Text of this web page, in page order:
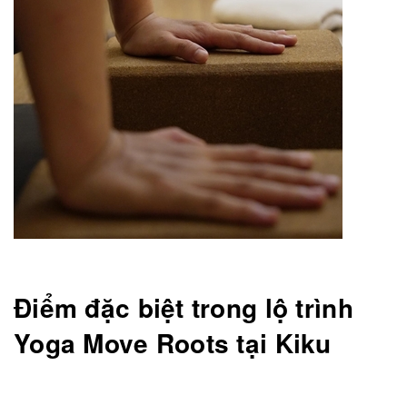
Điểm đặc biệt trong lộ trình
Yoga Move Roots tại Kiku